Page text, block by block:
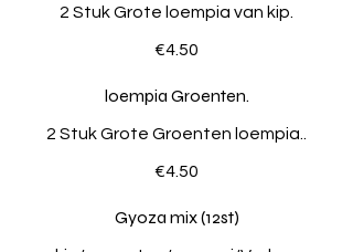
2 Stuk Grote loempia van kip.
€4.50
loempia Groenten.
2 Stuk Grote Groenten loempia..
€4.50
Gyoza mix (12st)